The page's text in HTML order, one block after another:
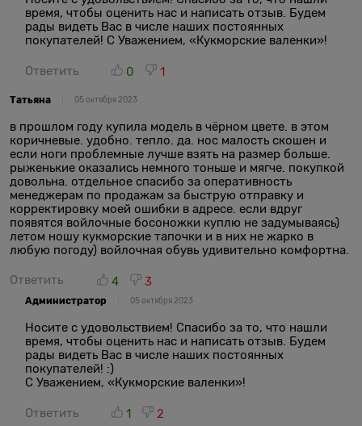
время, чтобы оценить нас и написать отзыв. Будем
рады видеть Вас в числе наших постоянных
покупателей! С Уважением, «Кукморские валенки»!
Ответить 0 1
Татьяна 05 октября 2023
в прошлом году купила модель в чёрном цвете. в этом
коричневые. удобно. тепло. да. нос малость скошен и
если ноги проблемные лучше взять на размер больше.
рыженькие оказались немного тоньше и мягче. покупкой
довольна. отдельное спасибо за оперативность
менеджерам по продажам за быструю отправку и
корректировку моей ошибки в адресе. если вдруг
появятся войлочные босоножки куплю не задумываясь)
летом ношу кукморские тапочки и в них не жарко в
любую погоду) войлочная обувь удивительно комфортна.
Ответить 4 3
Администратор 05 октября 2023
Носите с удовольствием! Спасибо за то, что нашли
время, чтобы оценить нас и написать отзыв. Будем
рады видеть Вас в числе наших постоянных
покупателей! :)
С Уважением, «Кукморские валенки»!
Ответить 1 2